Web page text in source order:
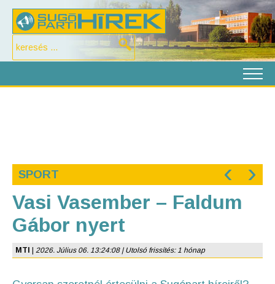
SPORT ‹ ›
Vasi Vasember – Faldum
Gábor nyert
MTI 2026. Július 06. 13:24:08 | Utolsó frissítés: 1 hónap